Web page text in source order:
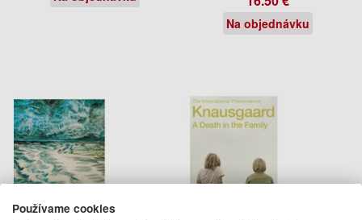
Na objednávku
Používame cookies